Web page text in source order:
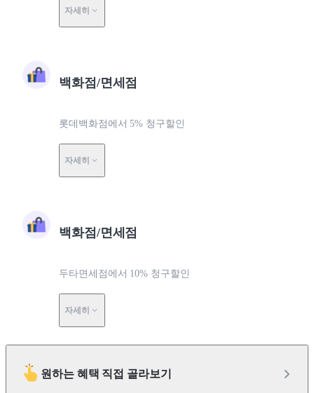
자세히
백화점/면세점
롯데백화점에서 5% 청구할인
자세히
백화점/면세점
두타면세점에서 10% 청구할인
자세히
원하는 혜택 직접 골라보기